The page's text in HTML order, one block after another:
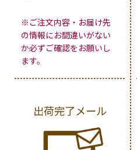
※ご注文内容・お届け先
の情報にお間違いがない
か必ずご確認をお願いし
ます。
出荷完了メール